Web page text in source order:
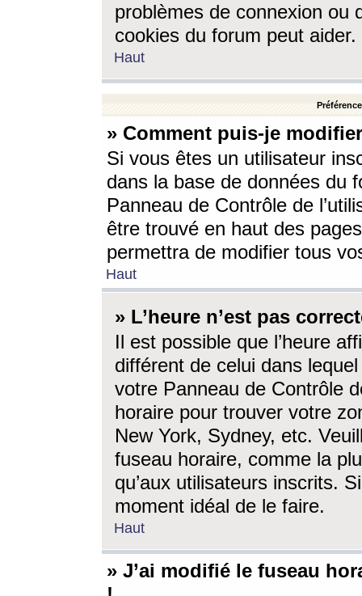
problèmes de connexion ou
cookies du forum peut aider.
Haut
» Comment puis-je
Si vous êtes un utilisateur
dans la base de données du
Panneau de Contrôle de
être trouvé en haut des
permettra de modifier tous
Haut
» L’heure n’est pas
Il est possible que l’heure
différent de celui dans
votre Panneau de Contrôle
horaire pour trouver votre
New York, Sydney, etc.
fuseau horaire, comme la
qu’aux utilisateurs inscrits.
moment idéal de le faire.
Haut
» J’ai modifié le fuseau